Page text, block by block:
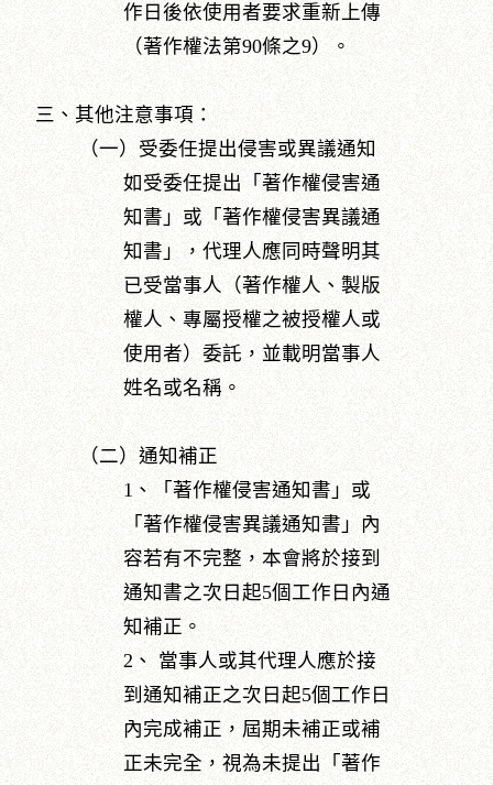
作日後依使用者要求重新上傳
（著作權法第90條之9）。
三、其他注意事項：
（一）受委任提出侵害或異議通知
如受委任提出「著作權侵害通
知書」或「著作權侵害異議通
知書」，代理人應同時聲明其
已受當事人（著作權人、製版
權人、專屬授權之被授權人或
使用者）委託，並載明當事人
姓名或名稱。
（二）通知補正
1、「著作權侵害通知書」或
「著作權侵害異議通知書」內
容若有不完整，本會將於接到
通知書之次日起5個工作日內通
知補正。
2、 當事人或其代理人應於接
到通知補正之次日起5個工作日
內完成補正，屆期未補正或補
正未完全，視為未提出「著作